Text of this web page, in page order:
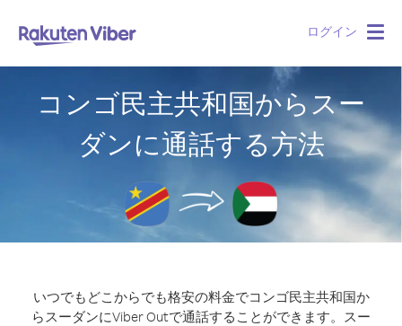
ログイン
コンゴ民主共和国からスー
ダンに通話する方法
いつでもどこからでも格安の料金でコンゴ民主共和国か
らスーダンにViber Outで通話することができます。 スー